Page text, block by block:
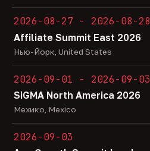
2026-08-27 - 2026-08-28
Affiliate Summit East 2026
Нью-Йорк, United States
2026-09-01 - 2026-09-03
SiGMA North America 2026
Мехико, Mexico
2026-09-03